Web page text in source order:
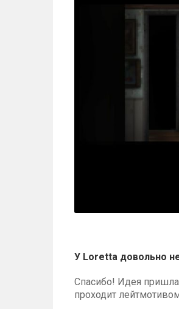
У Loretta довольно
Спасибо! Идея
проходит